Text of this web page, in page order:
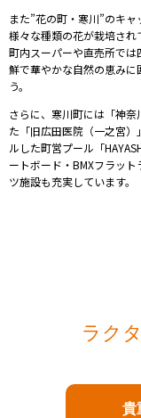
また”花の町・寒川”のキ
様々な種類の花が栽培され
町内スーパーや直売所で
鮮で華やかな自然の恵み
う。
さらに、寒川町には「神
た「旧広田医院（一之宮
ルした町営プール「
ートボード・BMXフラッ
ツ施設も充実しています。
ラク
貴